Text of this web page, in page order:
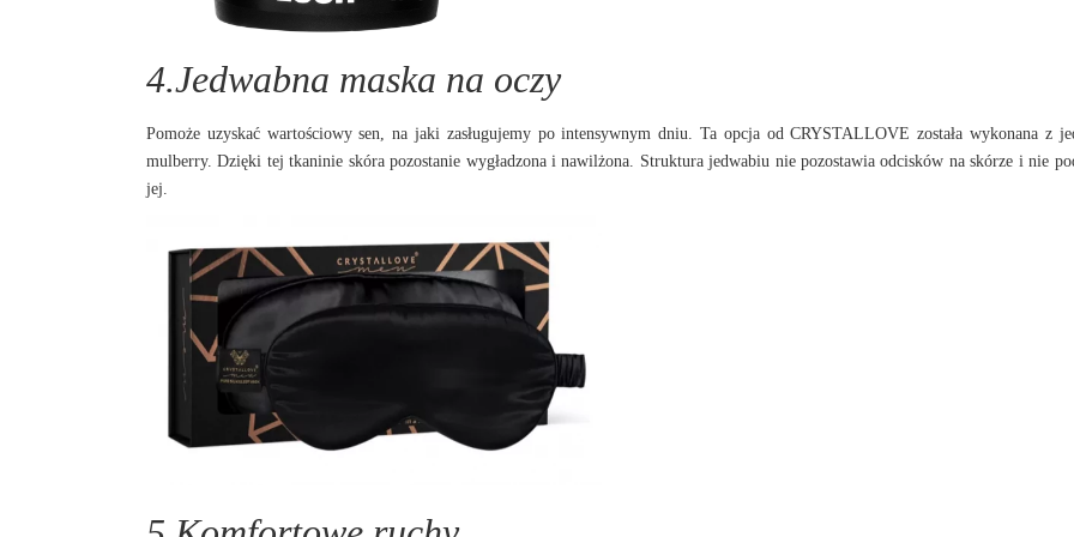
4.Jedwabna maska na oczy
Pomoże uzyskać wartościowy sen, na jaki zasługujemy po intensywnym dniu. Ta opcja od CRYSTALLOVE została wykonana z
mulberry. Dzięki tej tkaninie skóra pozostanie wygładzona i nawilżona. Struktura jedwabiu nie pozostawia odcisków na skórze i nie
jej.